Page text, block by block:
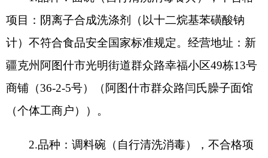
不符合食品安全国家标准规定。经营地址：新疆克
州阿图什市光明街道群众路香港城美食街S5号楼1-2
层102，103，202，203室（阿图什市小龙坎火锅
店）。
3.品种：面碗（自行清洗消毒餐具），不合格
项目：阴离子合成洗涤剂（以十二烷基苯磺酸钠
疆克州乌恰县乌恰镇玛纳斯东路14号（乌恰县天昆